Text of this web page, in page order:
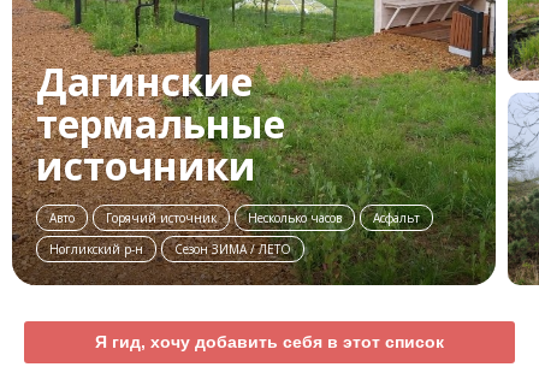
Дагинские
термальные
источники
Авто Горячий источник Несколько часов
Асфальт
Ногликский р-н
Сезон ЗИМА / ЛЕТО
Я гид, хочу добавить себя в этот список